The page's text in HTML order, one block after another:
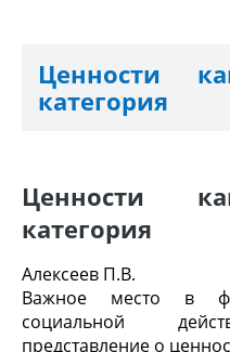
Ценности
категория
Ценности
категория
Алексеев П.В.
Важное место в
социальной
представление о